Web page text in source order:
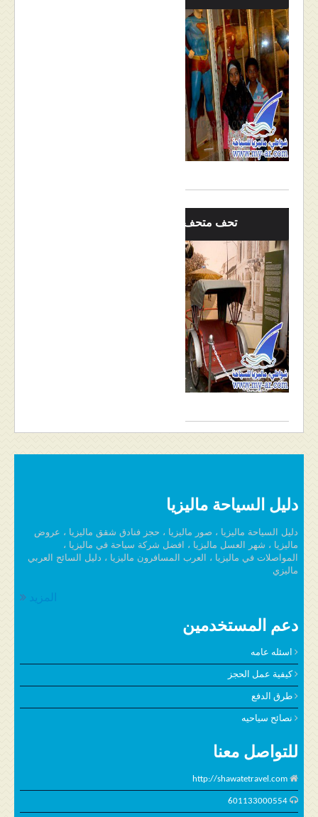
تحف متحف بينانج
دليل السياحة ماليزيا
دليل السياحة ماليزيا ، صور ماليزيا ، حجز فنادق شقق ماليزيا ، عروض
ماليزيا ، شهر العسل ماليزيا ، افضل شركة سياحة في ماليزيا ،
المواصلات في ماليزيا ، العرب المسافرون ماليزيا ، دليل السائح العربي
ماليزي
المزيد
دعم المستخدمين
اسئله عامه
كيفية عمل الحجز
طرق الدفع
نصائح سياحيه
للتواصل معنا
http://shawatetravel.com
601133000554